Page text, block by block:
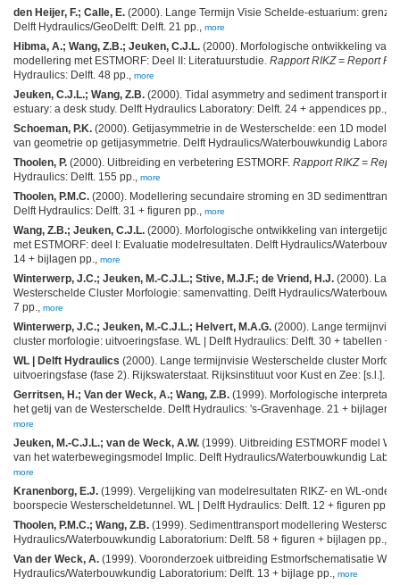
den Heijer, F.; Calle, E. (2000). Lange Termijn Visie Schelde-estuarium:
Delft Hydraulics/GeoDelft: Delft. 21 pp., more
Hibma, A.; Wang, Z.B.; Jeuken, C.J.L. (2000). Morfologische ontwikkeling van
modellering met ESTMORF: Deel II: Literatuurstudie. Rapport RIKZ = Report
Hydraulics: Delft. 48 pp., more
Jeuken, C.J.L.; Wang, Z.B. (2000). Tidal asymmetry and sediment transport in
estuary: a desk study. Delft Hydraulics Laboratory: Delft. 24 + appendices pp.,
Schoeman, P.K. (2000). Getijasymmetrie in de Westerschelde: een 1D model
van geometrie op getijasymmetrie. Delft Hydraulics/Waterbouwkundig
Thoolen, P. (2000). Uitbreiding en verbetering ESTMORF. Rapport RIKZ =
Hydraulics: Delft. 155 pp., more
Thoolen, P.M.C. (2000). Modellering secundaire stroming en 3D
Delft Hydraulics: Delft. 31 + figuren pp., more
Wang, Z.B.; Jeuken, C.J.L. (2000). Morfologische ontwikkeling van
met ESTMORF: deel I: Evaluatie modelresultaten. Delft Hydraulics/
14 + bijlagen pp., more
Winterwerp, J.C.; Jeuken, M.-C.J.L.; Stive, M.J.F.; de Vriend, H.J. (2000).
Westerschelde Cluster Morfologie: samenvatting. Delft Hydraulics/
7 pp., more
Winterwerp, J.C.; Jeuken, M.-C.J.L.; Helvert, M.A.G. (2000). Lange
cluster morfologie: uitvoeringsfase. WL | Delft Hydraulics: Delft. 30 + tabellen +
WL | Delft Hydraulics (2000). Lange termijnvisie Westerschelde cluster
uitvoeringsfase (fase 2). Rijkswaterstaat. Rijksinstituut voor Kust en Zee: [s.l.].
Gerritsen, H.; Van der Weck, A.; Wang, Z.B. (1999). Morfologische
het getij van de Westerschelde. Delft Hydraulics: 's-Gravenhage. 21 + bijlagen
more
Jeuken, M.-C.J.L.; van de Weck, A.W. (1999). Uitbreiding ESTMORF model
van het waterbewegingsmodel Implic. Delft Hydraulics/Waterbouwkundig
more
Kranenborg, E.J. (1999). Vergelijking van modelresultaten RIKZ- en WL-
boorspecie Westerscheldetunnel. WL | Delft Hydraulics: Delft. 12 + figuren pp.,
Thoolen, P.M.C.; Wang, Z.B. (1999). Sedimenttransport modellering
Hydraulics/Waterbouwkundig Laboratorium: Delft. 58 + figuren + bijlagen pp.,
Van der Weck, A. (1999). Vooronderzoek uitbreiding Estmorfschematisatie
Hydraulics/Waterbouwkundig Laboratorium: Delft. 13 + bijlage pp., more